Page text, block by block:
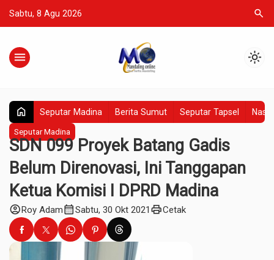
Sabtu, 8 Agu 2026 search
menu light_mode
home Seputar Madina Berita Sumut Seputar Tapsel
Seputar Madina
SDN 099 Proyek Batang Gadis
Belum Direnovasi, Ini Tanggapan
Ketua Komisi I DPRD Madina
account_circleRoy Adamcalendar_monthSabtu, 30 Okt 2021 printCetak